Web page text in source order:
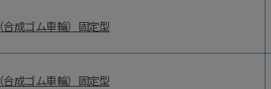
（合成ゴム車輪）固定型
（合成ゴム車輪）固定型